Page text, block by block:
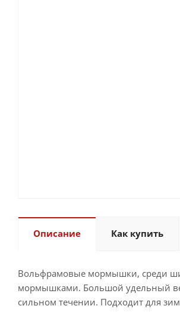
Описание Как купить
Вольфрамовые мормышки, среди
мормышками. Большой удельный
сильном течении. Подходит для